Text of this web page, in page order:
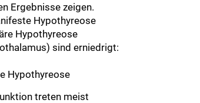
Ergebnisse zeigen.
Hypothyreose
Hypothyreose
sind erniedrigt:
Hypothyreose
treten meist